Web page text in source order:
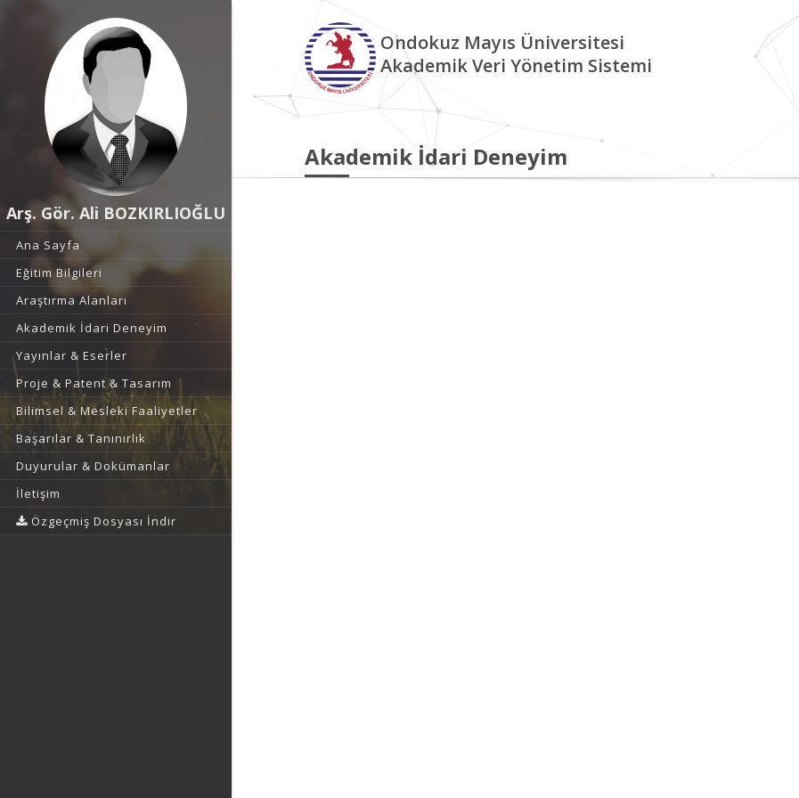
Arş. Gör. Ali BOZKIRLIOĞLU
Ana Sayfa
Eğitim Bilgileri
Araştırma Alanları
Akademik İdari Deneyim
Yayınlar & Eserler
Proje & Patent & Tasarım
Bilimsel & Mesleki Faaliyetler
Başarılar & Tanınırlık
Duyurular & Dokümanlar
İletişim
Özgeçmiş Dosyası İndir
Ondokuz Mayıs Üniversitesi
Akademik Veri Yönetim Sistemi
Akademik İdari Deneyim